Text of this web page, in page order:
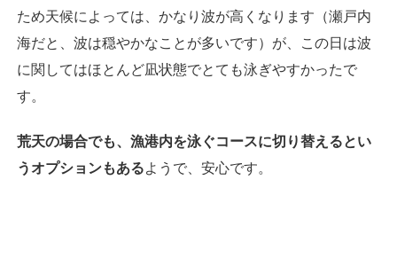
ため天候によっては、かなり波が高くなります（瀬戸内
海だと、波は穏やかなことが多いです）が、この日は波
に関してはほとんど凪状態でとても泳ぎやすかったで
す。
荒天の場合でも、漁港内を泳ぐコースに切り替えるとい
うオプションもあるようで、安心です。